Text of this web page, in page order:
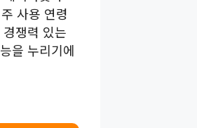
사용 연령
쟁력 있는
을 누리기에